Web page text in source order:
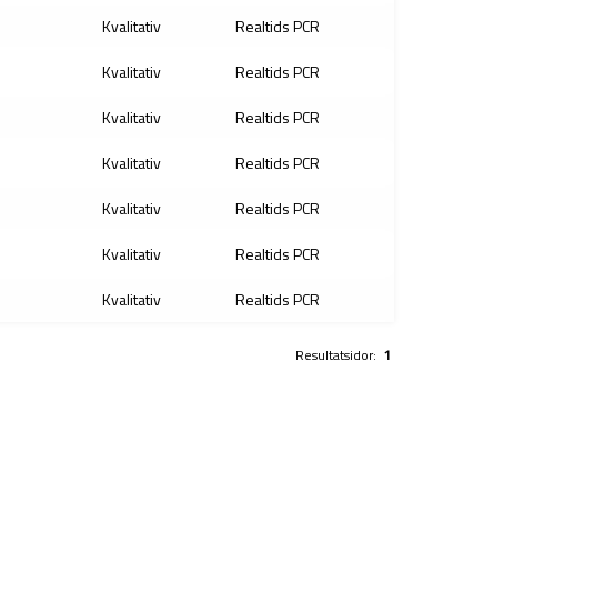
Kvalitativ
Realtids PCR
Kvalitativ
Realtids PCR
Kvalitativ
Realtids PCR
Kvalitativ
Realtids PCR
Kvalitativ
Realtids PCR
Kvalitativ
Realtids PCR
Kvalitativ Realtids PCR
Resultatsidor: 1